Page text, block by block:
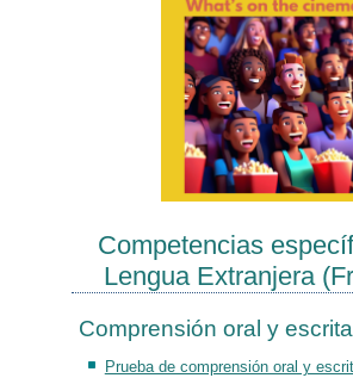
Competencias
Lengua Extranjera
Comprensión oral y escrita
Prueba de comprensión oral y